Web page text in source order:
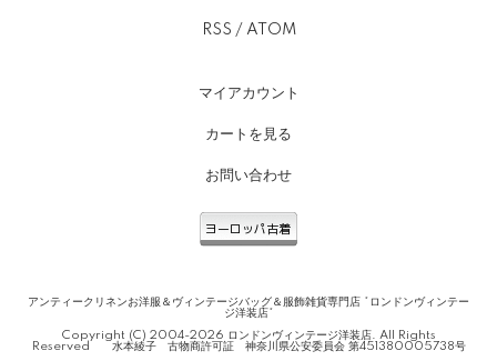
RSS / ATOM
マイアカウント
カートを見る
お問い合わせ
アンティークリネンお洋服＆ヴィンテージバッグ＆服飾雑貨専門店 *ロンドンヴィンテー
ジ洋装店*
Copyright (C) 2004-2026 ロンドンヴィンテージ洋装店. All Rights
Reserved 水本綾子 古物商許可証 神奈川県公安委員会 第451380005738号